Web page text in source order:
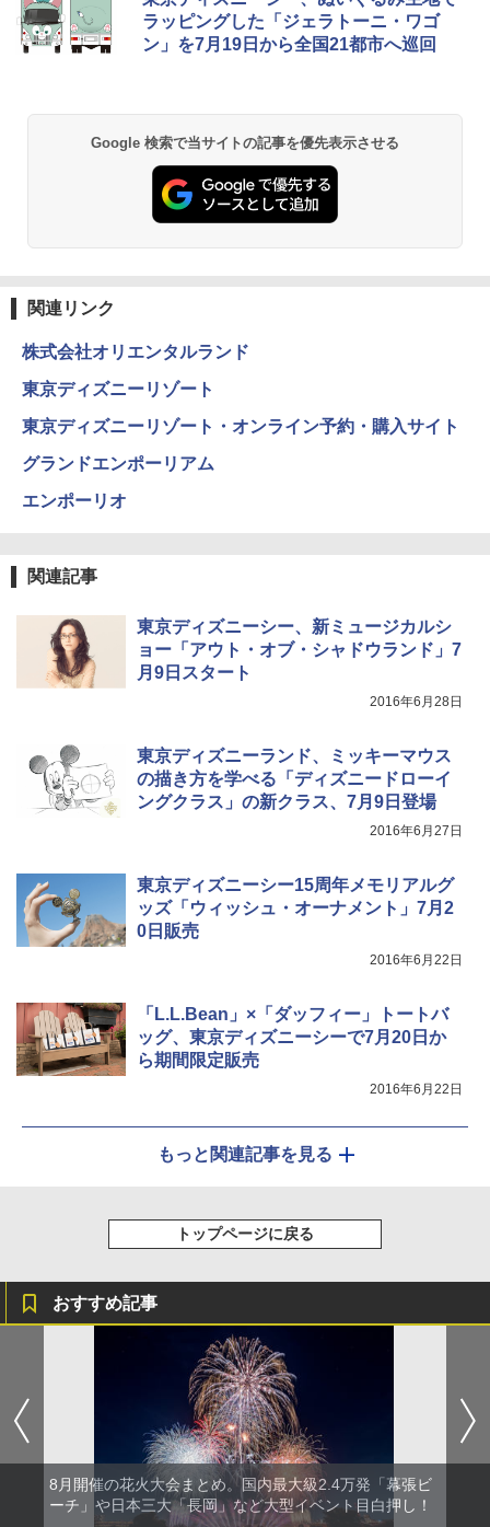
ラッピングした「ジェラトーニ・ワゴ
ン」を7月19日から全国21都市へ巡回
Google 検索で当サイトの記事を優先表示させる
関連リンク
株式会社オリエンタルランド
東京ディズニーリゾート
東京ディズニーリゾート・オンライン予約・購入サイト
グランドエンポーリアム
エンポーリオ
関連記事
東京ディズニーシー、新ミュージカルシ
ョー「アウト・オブ・シャドウランド」7
月9日スタート
2016年6月28日
東京ディズニーランド、ミッキーマウス
の描き方を学べる「ディズニードローイ
ングクラス」の新クラス、7月9日登場
2016年6月27日
東京ディズニーシー15周年メモリアルグ
ッズ「ウィッシュ・オーナメント」7月2
0日販売
2016年6月22日
「L.L.Bean」×「ダッフィー」トートバ
ッグ、東京ディズニーシーで7月20日か
ら期間限定販売
2016年6月22日
もっと関連記事を見る
トップページに戻る
おすすめ記事
8月開催の花火大会まとめ。国内最大級2.4万発「幕張ビ
ーチ」や日本三大「長岡」など大型イベント目白押し！